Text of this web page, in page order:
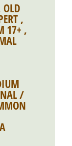
OLD
,
17+ ,
/